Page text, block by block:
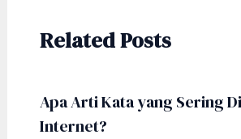
Related Posts
Apa Arti Kata yang Sering
Internet?